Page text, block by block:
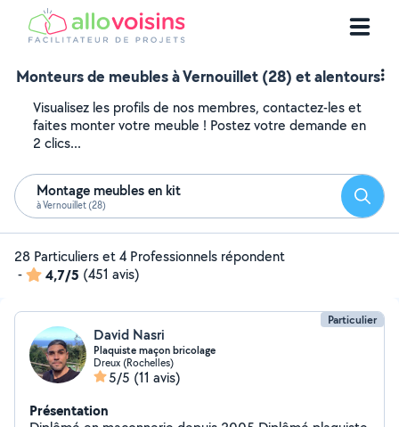
Monteurs de meubles à Vernouillet (28) et alentours
Visualisez les profils de nos membres, contactez-les et
faites monter votre meuble ! Postez votre demande en
2 clics...
Montage meubles en kit
à Vernouillet (28)
28 Particuliers et 4 Professionnels répondent
-
4,7/5 (451 avis)
Particulier
David Nasri
Plaquiste maçon bricolage
Dreux (Rochelles)
5/5 (11 avis)
Présentation